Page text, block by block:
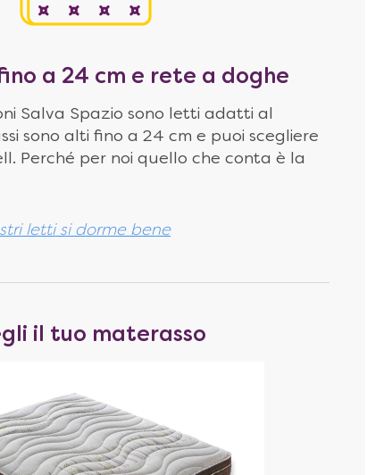
a 24 cm e rete a doghe
Salva Spazio sono letti adatti al
sono alti fino a 24 cm e puoi scegliere
Perché per noi quello che conta è la
letti si dorme bene
il tuo materasso